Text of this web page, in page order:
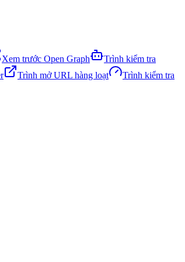
Xem trước Open Graph
Trình kiểm tra
Trình mở URL hàng loạt Trình kiểm tra